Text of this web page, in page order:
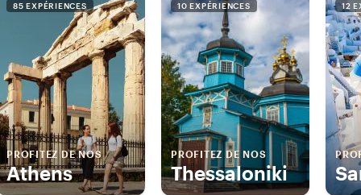
85 EXPÉRIENCES
PROFITEZ DE NOS
Athens
10 EXPÉRIENCES
PROFITEZ DE NOS
Thessaloniki
12